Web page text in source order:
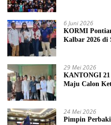
6 Juni 2026
KORMI
Kalbar 2026 di
29 Mei 2026
KANTONGI
Maju Calon
24 Mei 2026
Pimpin